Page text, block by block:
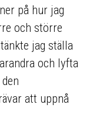
på hur jag
och större
jag ställa
och lyfta
att uppnå